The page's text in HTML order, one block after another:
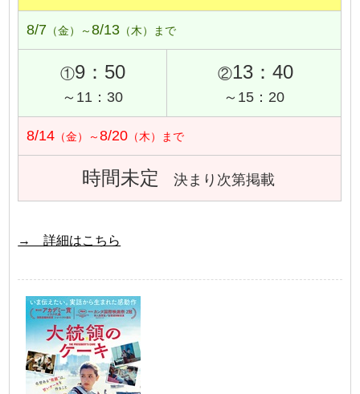
8/7 （金）～8/13 （木）まで
①9：50
～11：30
②13：40
～15：20
8/14 （金）～8/20 （木）まで
時間未定 決まり次第掲載
→ 詳細はこちら